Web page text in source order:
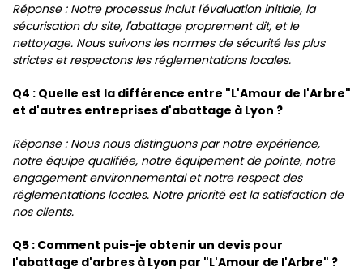
Réponse : Notre processus inclut l'évaluation initiale, la
sécurisation du site, l'abattage proprement dit, et le
nettoyage. Nous suivons les normes de sécurité les plus
strictes et respectons les réglementations locales.
Q4 : Quelle est la différence entre "L'Amour de l'Arbre"
et d'autres entreprises d'abattage à Lyon ?
Réponse : Nous nous distinguons par notre expérience,
notre équipe qualifiée, notre équipement de pointe, notre
engagement environnemental et notre respect des
réglementations locales. Notre priorité est la satisfaction de
nos clients.
Q5 : Comment puis-je obtenir un devis pour
l'abattage d'arbres à Lyon par "L'Amour de l'Arbre" ?